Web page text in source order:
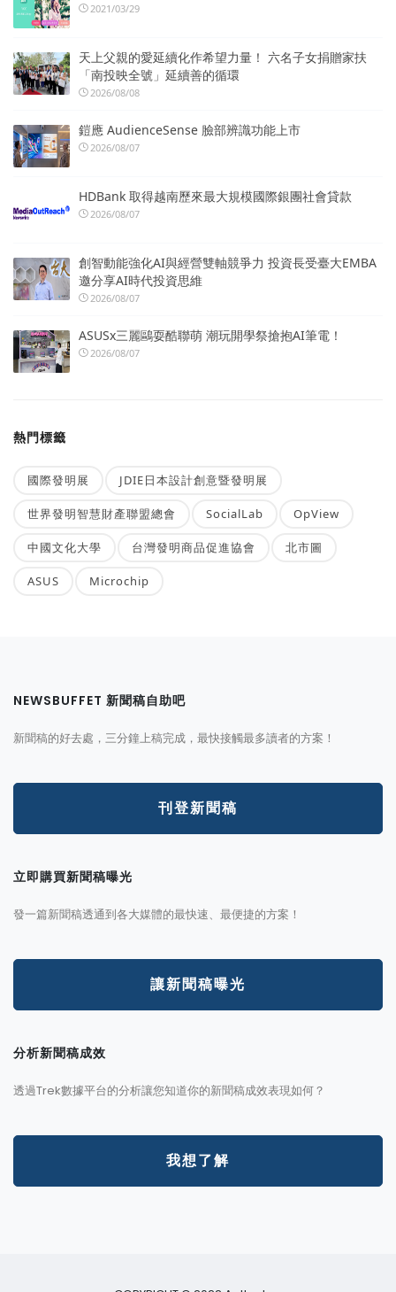
2021/03/29
天上父親的愛延續化作希望力量！ 六名子女捐贈家扶
「南投映全號」延續善的循環
2026/08/08
鎧應 AudienceSense 臉部辨識功能上市
2026/08/07
HDBank 取得越南歷來最大規模國際銀團社會貸款
2026/08/07
創智動能強化AI與經營雙軸競爭力 投資長受臺大EMBA
邀分享AI時代投資思維
2026/08/07
ASUSx三麗鷗耍酷聯萌 潮玩開學祭搶抱AI筆電！
2026/08/07
熱門標籤
國際發明展 JDIE日本設計創意暨發明展
世界發明智慧財產聯盟總會 SocialLab OpView
中國文化大學 台灣發明商品促進協會 北市圖
ASUS Microchip
NEWSBUFFET 新聞稿自助吧
新聞稿的好去處，三分鐘上稿完成，最快接觸最多讀者的方案！
刊登新聞稿
立即購買新聞稿曝光
發一篇新聞稿透通到各大媒體的最快速、最便捷的方案！
讓新聞稿曝光
分析新聞稿成效
透過Trek數據平台的分析讓您知道你的新聞稿成效表現如何？
我想了解